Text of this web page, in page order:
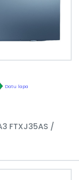
Datu lapa
FTXJ35AS /